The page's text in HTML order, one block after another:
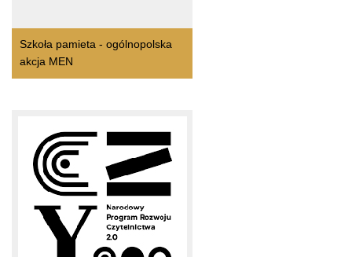
Szkoła pamieta - ogólnopolska
akcja MEN